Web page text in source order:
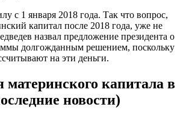
с 1 января 2018 года. Так что вопрос,
капитал после 2018 года, уже не
назвал предложение президента о
долгожданным решением, поскольку
на эти деньги.
материнского капитала в
новости)